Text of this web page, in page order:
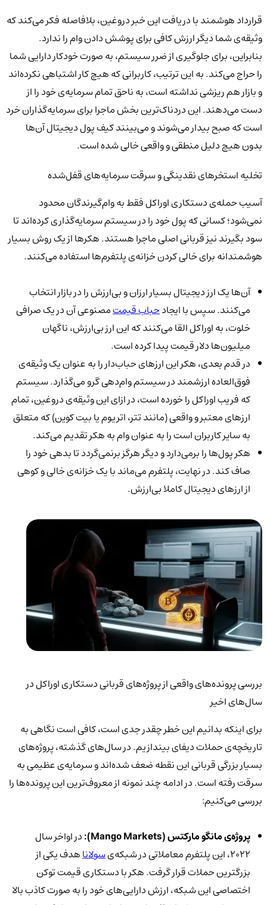
قرارداد هوشمند با دریافت این خبر دروغین، بلافاصله فکر می‌کند که
وثیقه‌ی شما دیگر ارزش کافی برای پوشش دادن وام را ندارد.
بنابراین، برای جلوگیری از ضرر سیستم، به صورت خودکار دارایی شما
را حراج می‌کند. به این ترتیب، کاربرانی که هیچ کار اشتباهی نکرده‌اند
و بازار هم ریزشی نداشته است، به ناحق تمام سرمایه‌ی خود را از
دست می‌دهند. این دردناک‌ترین بخش ماجرا برای سرمایه‌گذاران خرد
است که صبح بیدار می‌شوند و می‌بینند کیف پول دیجیتال آن‌ها
بدون هیچ دلیل منطقی و واقعی خالی شده است.
تخلیه استخرهای نقدینگی و سرقت سرمایه‌های قفل‌شده
آسیب حمله‌ی دستکاری اوراکل فقط به وام‌گیرندگان محدود
نمی‌شود؛ کسانی که پول خود را در سیستم سرمایه‌گذاری کرده‌اند تا
سود بگیرند نیز قربانی اصلی ماجرا هستند. هکرها از یک روش بسیار
هوشمندانه برای خالی کردن خزانه‌ی پلتفرم‌ها استفاده می‌کنند.
آن‌ها یک ارز دیجیتال بسیار ارزان و بی‌ارزش را در بازار انتخاب
می‌کنند. سپس با ایجادحباب قیمتمصنوعی آن در یک صرافی
خلوت، به اوراکل القا می‌کنند که این ارز بی‌ارزش، ناگهان
میلیون‌ها دلار قیمت پیدا کرده است.
در قدم بعدی، هکر این ارزهای حباب‌دار را به عنوان یک وثیقه‌ی
فوق‌العاده ارزشمند در سیستم وام‌دهی گرو می‌گذارد. سیستم
که فریب اوراکل را خورده است، در ازای این وثیقه‌ی دروغین، تمام
ارزهای معتبر و واقعی (مانند تتر، اتریوم یا بیت کوین) که متعلق
به سایر کاربران است را به عنوان وام به هکر تقدیم می‌کند.
هکر پول‌ها را برمی‌دارد و دیگر هرگز برنمی‌گردد تا بدهی خود را
صاف کند. در نهایت، پلتفرم می‌ماند با یک خزانه‌ی خالی و کوهی
از ارزهای دیجیتال کاملا بی‌ارزش.
بررسی پرونده‌های واقعی از پروژه‌های قربانی دستکاری اوراکل در
سال‌های اخیر
برای اینکه بدانیم این خطر چقدر جدی است، کافی است نگاهی به
تاریخچه‌ی حملات دیفای بیندازیم. در سال‌های گذشته، پروژه‌های
بسیار بزرگی قربانی این نقطه ضعف شده‌اند و سرمایه‌ی عظیمی به
سرقت رفته است. در ادامه چند نمونه از معروف‌ترین این پرونده‌ها را
بررسی می‌کنیم:
پروژه‌ی مانگو مارکتس (Mango Markets): در اواخر سال
2022، این پلتفرم معاملاتی در شبکه‌ی
سولاناهدف یکی از
بزرگترین حملات قرار گرفت. هکر با دستکاری قیمت توکن
اختصاصی این شبکه، ارزش دارایی‌های خود را به صورت کاذب بالا